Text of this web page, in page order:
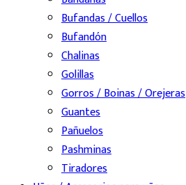
Bufandas / Cuellos
Bufandón
Chalinas
Golillas
Gorros / Boinas / Orejeras
Guantes
Pañuelos
Pashminas
Tiradores